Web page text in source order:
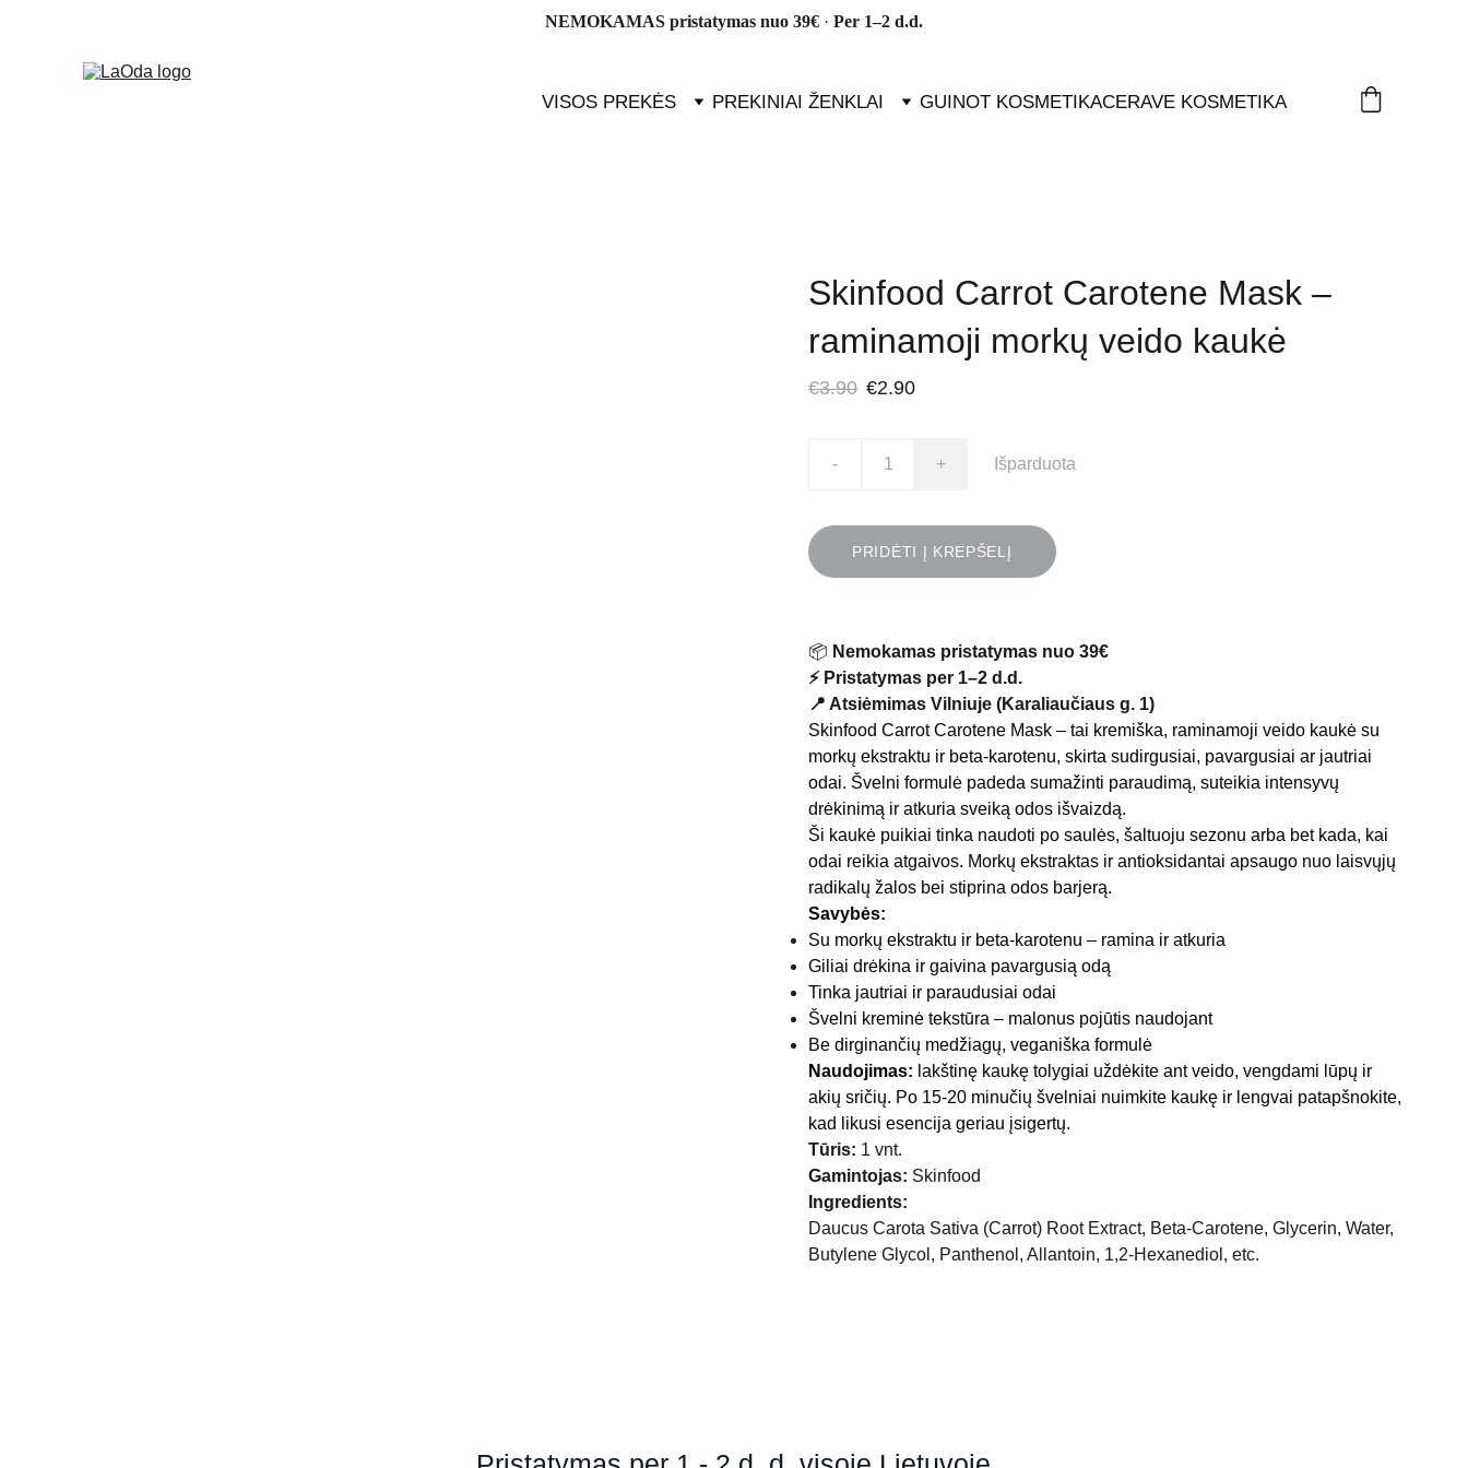
NEMOKAMAS pristatymas nuo 39€ · Per 1–2 d.d.
VISOS PREKĖS PREKINIAI ŽENKLAI GUINOT KOSMETIKACERAVE KOSMETIKA
Skinfood Carrot Carotene Mask –
raminamoji morkų veido kaukė
€3.90 €2.90
- + Išparduota
PRIDĖTI Į KREPŠELĮ
📦 Nemokamas pristatymas nuo 39€
⚡ Pristatymas per 1–2 d.d.
📍 Atsiėmimas Vilniuje (Karaliaučiaus g. 1)
Skinfood Carrot Carotene Mask – tai kremiška, raminamoji veido kaukė su
morkų ekstraktu ir beta-karotenu, skirta sudirgusiai, pavargusiai ar jautriai
odai. Švelni formulė padeda sumažinti paraudimą, suteikia intensyvų
drėkinimą ir atkuria sveiką odos išvaizdą.
Ši kaukė puikiai tinka naudoti po saulės, šaltuoju sezonu arba bet kada, kai
odai reikia atgaivos. Morkų ekstraktas ir antioksidantai apsaugo nuo laisvųjų
radikalų žalos bei stiprina odos barjerą.
Savybės:
Su morkų ekstraktu ir beta-karotenu – ramina ir atkuria
Giliai drėkina ir gaivina pavargusią odą
Tinka jautriai ir paraudusiai odai
Švelni kreminė tekstūra – malonus pojūtis naudojant
Be dirginančių medžiagų, veganiška formulė
Naudojimas: lakštinę kaukę tolygiai uždėkite ant veido, vengdami lūpų ir
akių sričių. Po 15-20 minučių švelniai nuimkite kaukę ir lengvai patapšnokite,
kad likusi esencija geriau įsigertų.
Tūris: 1 vnt.
Gamintojas: Skinfood
Ingredients:
Daucus Carota Sativa (Carrot) Root Extract, Beta-Carotene, Glycerin, Water,
Butylene Glycol, Panthenol, Allantoin, 1,2-Hexanediol, etc.